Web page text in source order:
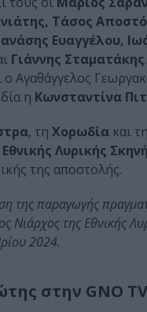
Τάσος
Ευαγγέλου,
Γιάννης Σταματάκης
ο Αγαθάγγελος
η Κωνσταντίνα
, τη Χορωδία και
Λυρικής
της αποστολής.
της παραγωγής
Νιάρχος της Εθνικής
2024.
στην GNO TV